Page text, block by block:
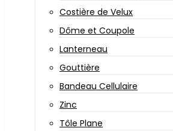
Costière de Velux
Dôme et Coupole
Lanterneau
Gouttière
Bandeau Cellulaire
Zinc
Tôle Plane